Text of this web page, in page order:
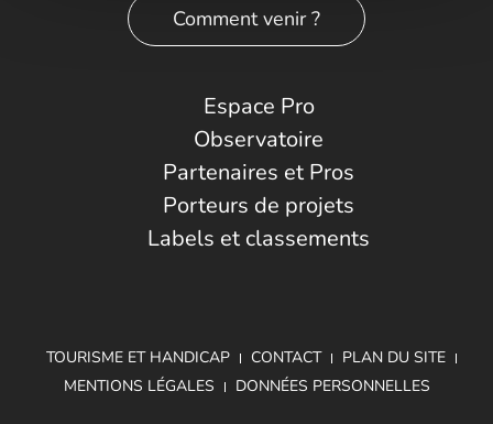
Comment venir ?
Espace Pro
Observatoire
Partenaires et Pros
Porteurs de projets
Labels et classements
TOURISME ET HANDICAP CONTACT
PLAN DU SITE
MENTIONS LÉGALES
DONNÉES PERSONNELLES